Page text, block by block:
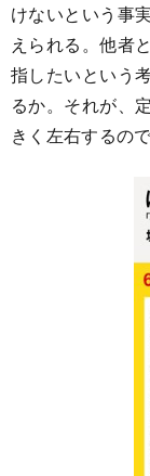
けないという事
えられる。他者
指したいという
るか。それが、
きく左右するので